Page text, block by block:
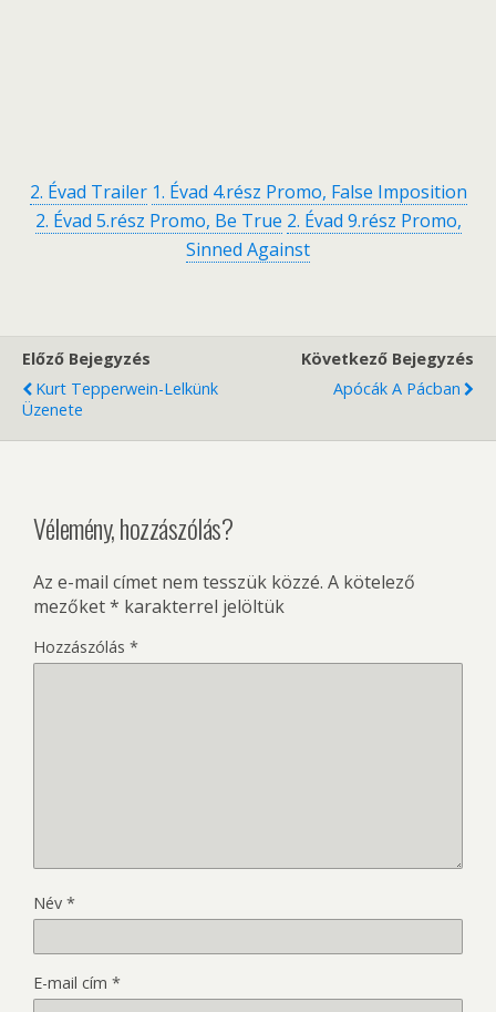
2. Évad Trailer 1. Évad 4.rész Promo, False Imposition
2. Évad 5.rész Promo, Be True 2. Évad 9.rész Promo,
Sinned Against
Előző Bejegyzés
Kurt Tepperwein-Lelkünk
Üzenete
Következő Bejegyzés
Apócák A Pácban
Vélemény, hozzászólás?
Az e-mail címet nem tesszük közzé. A kötelező
mezőket* karakterrel jelöltük
Hozzászólás *
Név *
E-mail cím *